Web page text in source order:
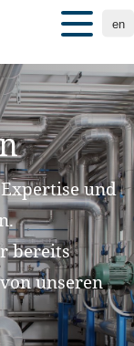
en
und
bereits
unseren